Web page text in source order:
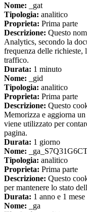
Nome: _gat
Tipologia: analitico
Proprieta: Prima parte
Descrizione: Questo
Analytics, secondo la
frequenza delle
traffico.
Durata: 1 minuto
Nome: _gid
Tipologia: analitico
Proprieta: Prima parte
Descrizione: Questo
Memorizza e aggiorna
viene utilizzato per
pagina.
Durata: 1 giorno
Nome:
Tipologia: analitico
Proprieta: Prima parte
Descrizione: Questo
per mantenere lo stato
Durata: 1 anno e 1 mese
Nome: _ga